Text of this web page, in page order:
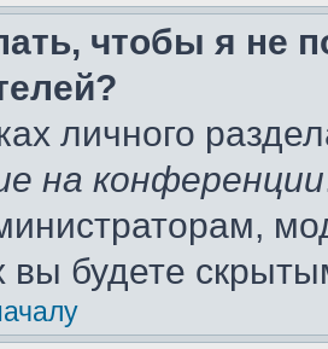
чтобы я не
личного
на конференции
вы будете